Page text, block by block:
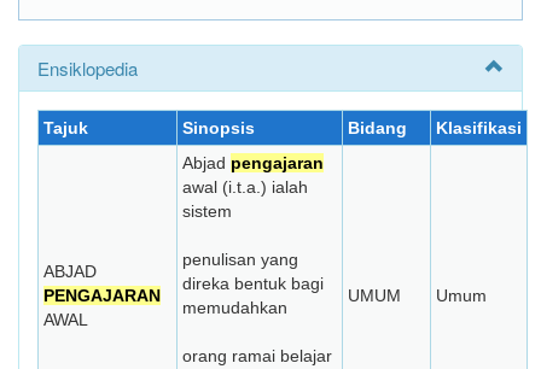
Ensiklopedia
Tajuk Sinopsis Bidang Klasifikasi
ABJAD
PENGAJARAN
AWAL
Abjad pengajaran
awal (i.t.a.) ialah
sistem
penulisan yang
direka bentuk bagi
memudahkan
orang ramai belajar
UMUM Umum